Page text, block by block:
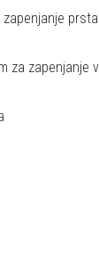
zapenjanje
za zapenjanje